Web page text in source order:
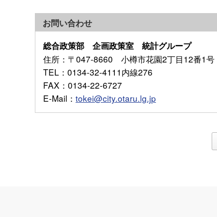
お問い合わせ
総合政策部 企画政策室 統計グループ
住所 ：〒047-8660 小樽市花園2丁目12番1号
TEL ：0134-32-4111内線276
FAX ：0134-22-6727
E-Mail ： tokei@city.otaru.lg.jp